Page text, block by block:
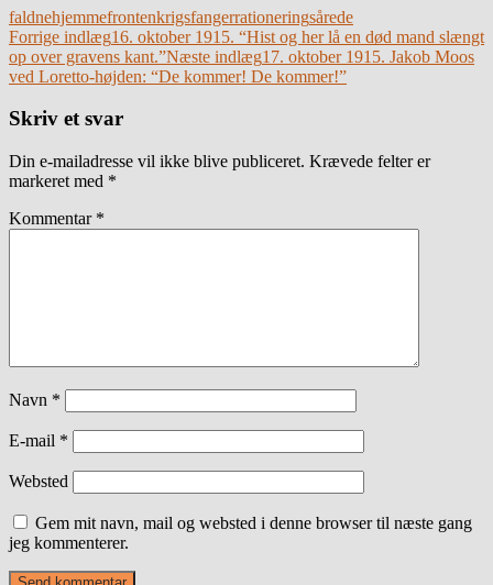
faldnehjemmefrontenkrigsfangerrationeringsårede
Indlægsnavigation
Forrige indlæg16. oktober 1915. “Hist og her lå en død mand slængt
op over gravens kant.”Næste indlæg17. oktober 1915. Jakob Moos
ved Loretto-højden: “De kommer! De kommer!”
Skriv et svar
Din e-mailadresse vil ikke blive publiceret. Krævede felter er
markeret med *
Kommentar *
Navn *
E-mail *
Websted
Gem mit navn, mail og websted i denne browser til næste gang
jeg kommenterer.